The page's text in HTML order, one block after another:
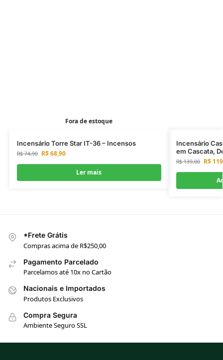
Fora de estoque
Incensário Torre Star IT-36 – Incensos
R$74,90 R$68,90
Ler mais
Incensário
em Cascata,
R$139,00 R$
*Frete Grátis
Compras acima de R$250,00
Pagamento Parcelado
Parcelamos até 10x no Cartão
Nacionais e Importados
Produtos Exclusivos
Compra Segura
Ambiente Seguro SSL